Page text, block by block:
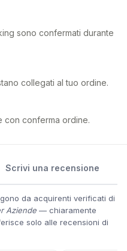
sono confermati durante
collegati al tuo ordine.
con conferma ordine.
Scrivi una recensione
da acquirenti verificati di
Aziende — chiaramente
solo alle recensioni di